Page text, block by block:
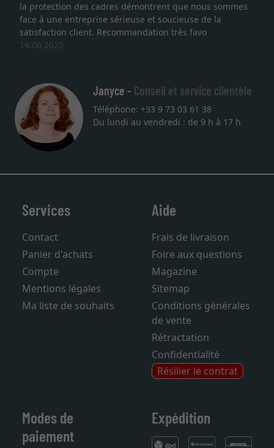
lithographie, je suis tombée sur ce site. Le choix et la
qualité sont au rendez vous. Emballage professionnel,
service et livraison dans les temps. J'espère revenir
une autre commande. Merci.
Janyce - Conseil et service clientèle
Téléphone: +33 9 73 03 61 38
Services
Contact
Panier d'achats
Compte
Mentions légales
Aide
Frais de livraison
Foire aux questions
Magazine
Sitemap
Conditions générales
de vente
Rétractation
Confidentialité
Résilier le contrat
Modes de
Expédition